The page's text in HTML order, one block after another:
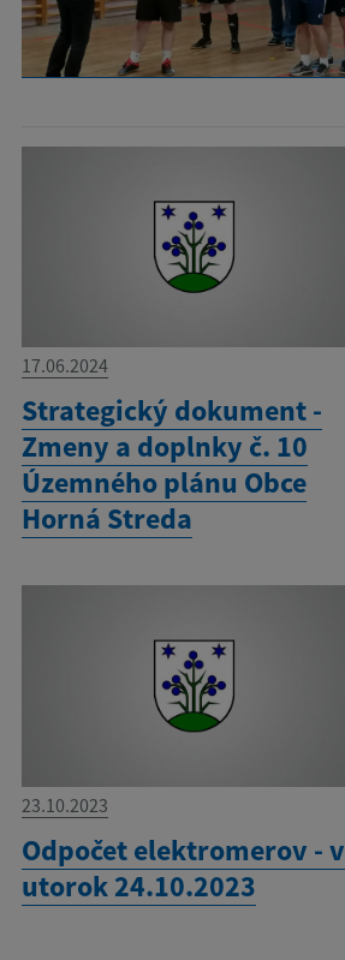
17.06.2024
Strategický dokument -
Zmeny a doplnky č. 10
Územného plánu Obce
Horná Streda
23.10.2023
Odpočet elektromerov - v
utorok 24.10.2023